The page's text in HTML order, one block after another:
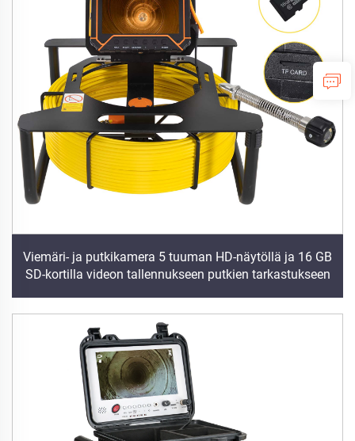
Viemäri- ja putkikamera 5 tuuman HD-näytöllä ja 16 GB
SD-kortilla videon tallennukseen putkien tarkastukseen